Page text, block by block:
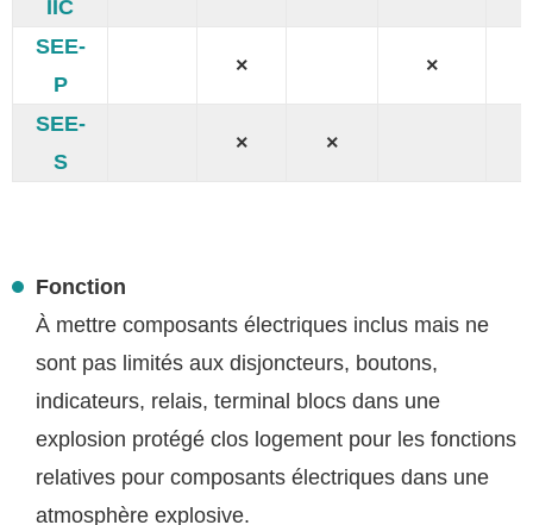
IIC
SEE-
P
× ×
SEE-
S
× ×
Fonction
À mettre composants électriques inclus mais ne
sont pas limités aux disjoncteurs, boutons,
indicateurs, relais, terminal blocs dans une
explosion protégé clos logement pour les fonctions
relatives pour composants électriques dans une
atmosphère explosive.